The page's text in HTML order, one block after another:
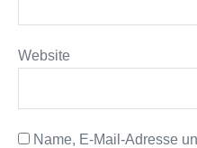
Website
Name, E-Mail-Adresse